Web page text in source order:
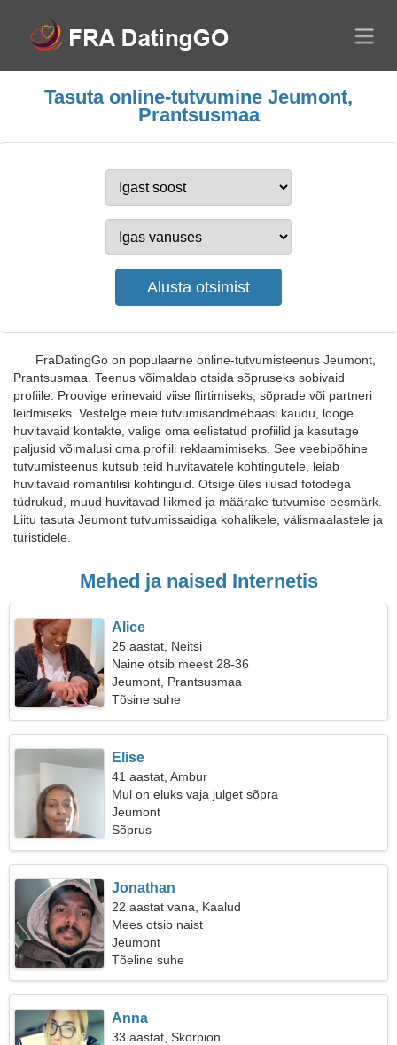
Tasuta online-tutvumine Jeumont,
Prantsusmaa
FraDatingGo on populaarne online-tutvumisteenus Jeumont,
Prantsusmaa. Teenus võimaldab otsida sõpruseks sobivaid
profiile. Proovige erinevaid viise flirtimiseks, sõprade või partneri
leidmiseks. Vestelge meie tutvumisandmebaasi kaudu, looge
huvitavaid kontakte, valige oma eelistatud profiilid ja kasutage
paljusid võimalusi oma profiili reklaamimiseks. See veebipõhine
tutvumisteenus kutsub teid huvitavatele kohtingutele, leiab
huvitavaid romantilisi kohtinguid. Otsige üles ilusad fotodega
tüdrukud, muud huvitavad liikmed ja määrake tutvumise eesmärk.
Liitu tasuta Jeumont tutvumissaidiga kohalikele, välismaalastele ja
turistidele.
Mehed ja naised Internetis
Alice
25 aastat, Neitsi
Naine otsib meest 28-36
Jeumont, Prantsusmaa
Tõsine suhe
Elise
41 aastat, Ambur
Mul on eluks vaja julget sõpra
Jeumont
Sõprus
Jonathan
22 aastat vana, Kaalud
Mees otsib naist
Jeumont
Tõeline suhe
Anna
33 aastat, Skorpion